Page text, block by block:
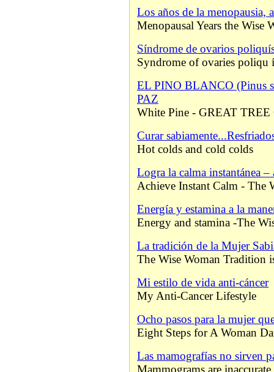
Los años de la menopausia,
Menopausal Years the Wise
Síndrome de ovarios
Syndrome of ovaries poliqu
EL PINO BLANCO (Pinus
PAZ
White Pine - GREAT
Curar
Hot colds and cold colds
Logra la calma instantánea –
Achieve Instant Calm - The
Energía y estamina a la
Energy and stamina -The
La tradición de la Mujer
The Wise Woman Tradition
Mi estilo de vida anti-cáncer
My Anti-Cancer Lifestyle
Ocho pasos para la mujer
Eight Steps for A Woman
Las mamografías no sirven
Mammograms are inaccurate